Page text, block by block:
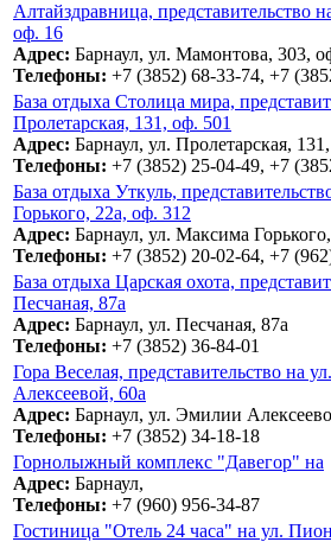
Алтайздравница, представительство
оф. 16
Адрес: Барнаул, ул. Мамонтова, 303,
Телефоны: +7 (3852) 68-33-74, +7
База отдыха Столица мира,
Пролетарская, 131, оф. 501
Адрес: Барнаул, ул. Пролетарская,
Телефоны: +7 (3852) 25-04-49, +7
База отдыха Уткуль,
Горького, 22а, оф. 312
Адрес: Барнаул, ул. Максима
Телефоны: +7 (3852) 20-02-64, +7
База отдыха Царская охота,
Песчаная, 87а
Адрес: Барнаул, ул. Песчаная, 87а
Телефоны: +7 (3852) 36-84-01
Гора Веселая, представительство на
Алексеевой, 60а
Адрес: Барнаул, ул. Эмилии
Телефоны: +7 (3852) 34-18-18
Горнолыжный комплекс "Давегор" на
Адрес: Барнаул,
Телефоны: +7 (960) 956-34-87
Гостиница "Отель 24 часа" на ул.